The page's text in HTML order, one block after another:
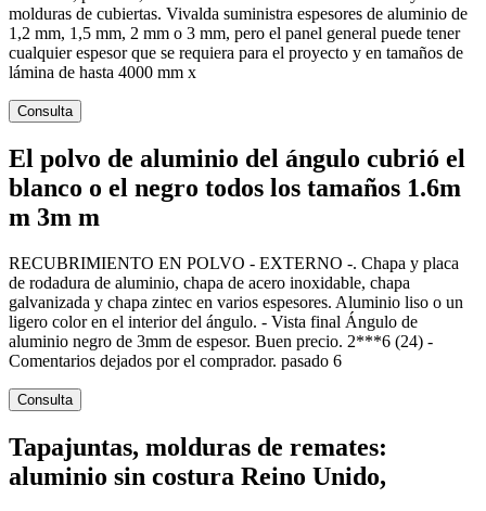
molduras de cubiertas. Vivalda suministra espesores de aluminio de
1,2 mm, 1,5 mm, 2 mm o 3 mm, pero el panel general puede tener
cualquier espesor que se requiera para el proyecto y en tamaños de
lámina de hasta 4000 mm x
Consulta
El polvo de aluminio del ángulo cubrió el
blanco o el negro todos los tamaños 1.6m
m 3m m
RECUBRIMIENTO EN POLVO - EXTERNO -. Chapa y placa
de rodadura de aluminio, chapa de acero inoxidable, chapa
galvanizada y chapa zintec en varios espesores. Aluminio liso o un
ligero color en el interior del ángulo. - Vista final Ángulo de
aluminio negro de 3mm de espesor. Buen precio. 2***6 (24) -
Comentarios dejados por el comprador. pasado 6
Consulta
Tapajuntas, molduras de remates:
aluminio sin costura Reino Unido,